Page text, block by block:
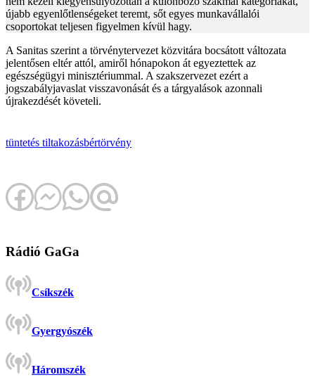
újabb egyenlőtlenségeket teremt, sőt egyes munkavállalói
csoportokat teljesen figyelmen kívül hagy.
A Sanitas szerint a törvénytervezet közvitára bocsátott változata
jelentősen eltér attól, amiről hónapokon át egyeztettek az
egészségügyi minisztériummal. A szakszervezet ezért a
jogszabályjavaslat visszavonását és a tárgyalások azonnali
újrakezdését követeli.
tüntetés tiltakozásbértörvény
Rádió GaGa
Csíkszék
Gyergyószék
Háromszék